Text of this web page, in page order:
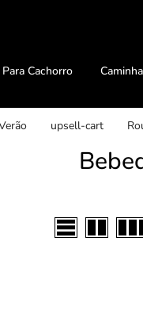
Cachorro
upsell-cart